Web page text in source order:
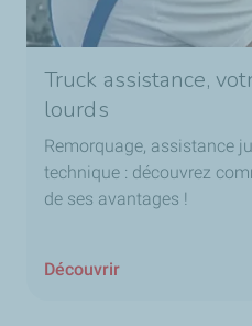
Truck assistance,
lourds
Remorquage, assistance
technique : découvrez
de ses avantages !
Découvrir